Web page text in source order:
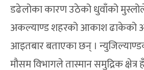
डढेलोका कारण उठेको धुवाँको
अकल्याण्ड शहरको आकाश ढाकेको
आइतबार बताएका छन् ।
मौसम विभागले तास्मान समुद्रिक